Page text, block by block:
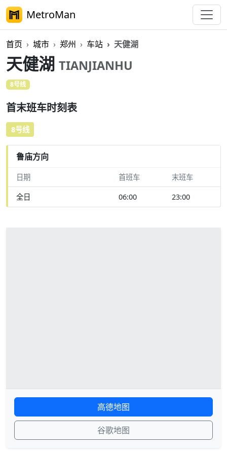
MetroMan
首页 城市 郑州 车站 天健湖
天健湖 TIANJIANHU
8号线
首末班车时刻表
8号线
鲁庙方向
日期 首班车 末班车
全日 06:00 23:00
高德地图
谷歌地图